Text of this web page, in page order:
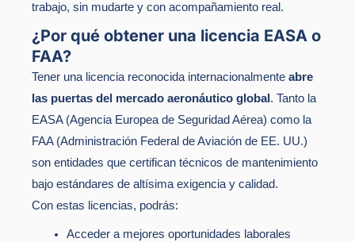
trabajo, sin mudarte y con acompañamiento real.
¿Por qué obtener una licencia EASA o
FAA?
Tener una licencia reconocida internacionalmente abre
las puertas del mercado aeronáutico global . Tanto la
EASA (Agencia Europea de Seguridad Aérea) como la
FAA (Administración Federal de Aviación de EE. UU.)
son entidades que certifican técnicos de mantenimiento
bajo estándares de altísima exigencia y calidad.
Con estas licencias, podrás:
Acceder a mejores oportunidades laborales